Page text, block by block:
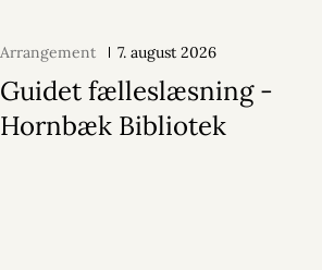
Arrangement 7. august 2026
Guidet fælleslæsning -
Hornbæk Bibliotek